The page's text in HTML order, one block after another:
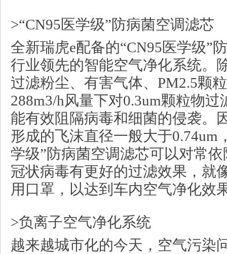
>“CN95医学级”防病菌空调滤芯
全新瑞虎e配备的“CN95医学级”
行业领先的智能空气净化系统。
过滤粉尘、有害气体、PM2.5颗
288m3/h风量下对0.3um颗粒物
能有效阻隔病毒和细菌的侵袭。
形成的飞沫直径一般大于0.74um
学级”防病菌空调滤芯可以对常
冠状病毒有更好的过滤效果，就
用口罩，以达到车内空气净化效
>负离子空气净化系统
越来越城市化的今天，空气污染